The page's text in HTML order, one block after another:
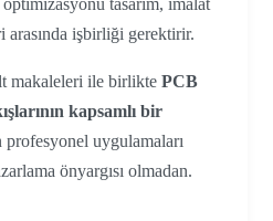
tasarım, imalat
arasında işbirliği gerektirir.
makaleleri ile birlikte PCB
kapsamlı bir
profesyonel uygulamaları
önyargısı olmadan.